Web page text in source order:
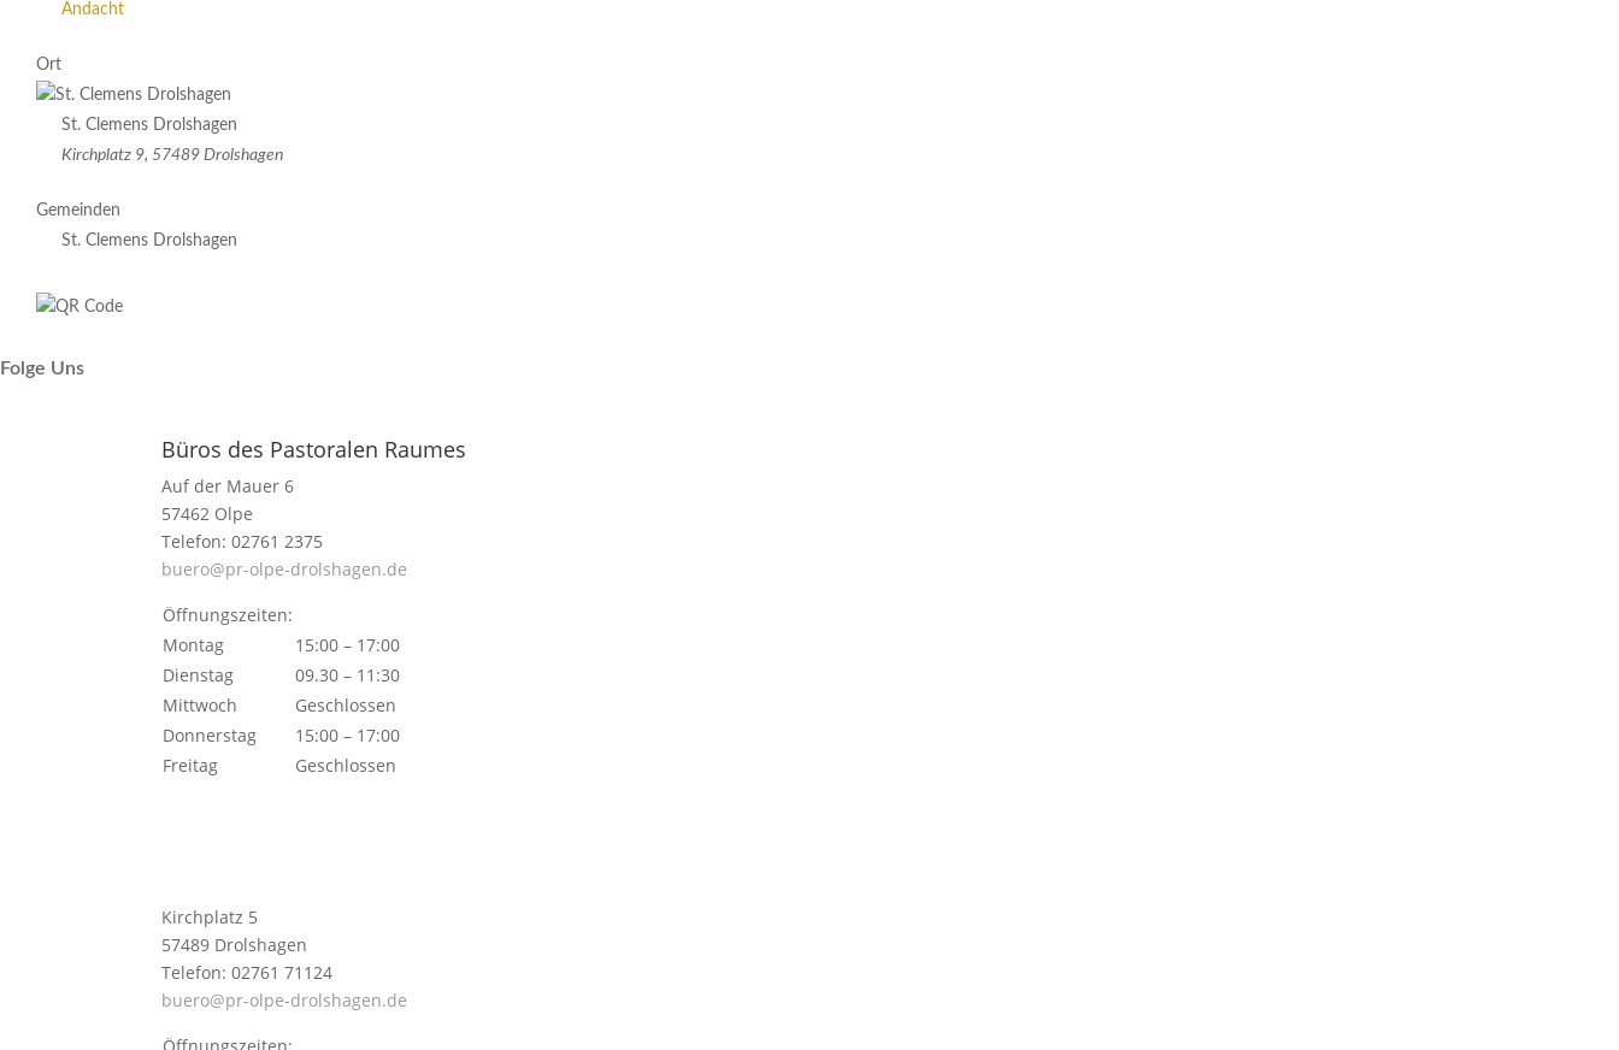
Andacht
Ort
St. Clemens Drolshagen
Kirchplatz 9, 57489 Drolshagen
Gemeinden
St. Clemens Drolshagen
Folge Uns
Büros des Pastoralen Raumes
Auf der Mauer 6
57462 Olpe
Telefon: 02761 2375
buero@pr-olpe-drolshagen.de
Öffnungszeiten:
Montag
15:00 – 17:00
Dienstag
09.30 – 11:30
Mittwoch
Geschlossen
Donnerstag
15:00 – 17:00
Freitag
Geschlossen
Kirchplatz 5
57489 Drolshagen
Telefon: 02761 71124
buero@pr-olpe-drolshagen.de